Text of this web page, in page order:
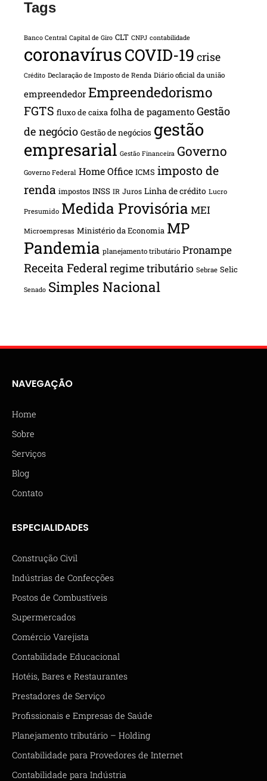
Tags
Banco Central Capital de Giro CLT CNPJ contabilidade
coronavírusCOVID-19 crise
Crédito Declaração de Imposto de Renda Diário oficial da união
empreendedor Empreendedorismo
FGTS fluxo de caixa folha de pagamento Gestão
de negócio Gestão de negócios gestão
empresarial Gestão Financeira Governo
Governo Federal Home Office ICMS imposto de
renda impostos INSS IR Juros Linha de crédito Lucro
Presumido Medida Provisória MEI
Microempresas Ministério da Economia MP
Pandemia planejamento tributário Pronampe
Receita Federalregime tributário Sebrae Selic
Senado Simples Nacional
NAVEGAÇÃO
Home
Sobre
Serviços
Blog
Contato
ESPECIALIDADES
Construção Civil
Indústrias de Confecções
Postos de Combustíveis
Supermercados
Comércio Varejista
Contabilidade Educacional
Hotéis, Bares e Restaurantes
Prestadores de Serviço
Profissionais e Empresas de Saúde
Planejamento tributário – Holding
Contabilidade para Provedores de Internet
Contabilidade para Indústria